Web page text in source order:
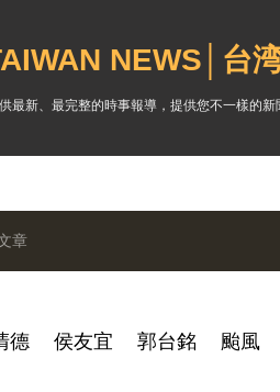
NEWS│台
最新、最完整的時事報導，提供您不一樣的新
章
德 侯友宜 郭台銘 颱風